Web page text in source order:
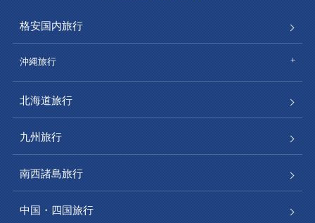
格安国内旅行
沖縄旅行
北海道旅行
九州旅行
南西諸島旅行
中国・四国旅行